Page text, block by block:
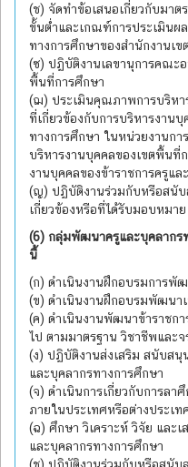
(ช) จัดทำข้อเสนอเกี่ยวกับมา
ขั้นต่ำและเกณฑ์การประเมินผ
ทางการศึกษาของสำนักงานเ
(ซ) ปฏิบัติงานเลขานุการคณะ
พื้นที่การศึกษา
(ฌ) ประเมินคุณภาพการบริหา
ที่เกี่ยวข้องกับการบริหารงาน
ทางการศึกษา ในหน่วยงานก
บริหารงานบุคคลของเขตพื้นที่
งานบุคคลของข้าราชการครูแล
(ญ) ปฏิบัติงานร่วมกับหรือสนั
เกี่ยวข้องหรือที่ได้รับมอบหมาย
(6) กลุ่มพัฒนาครูและบุคลากร
นี้
(ก) ดำเนินงานฝึกอบรมการพั
(ข) ดำเนินงานฝึกอบรมพัฒนา
(ค) ดำเนินงานพัฒนาข้าราชก
ไป ตามมาตรฐาน วิชาชีพและ
(ง) ปฏิบัติงานส่งเสริม สนับสนุ
และบุคลากรทางการศึกษา
(จ) ดำเนินการเกี่ยวกับการล
ภายในประเทศหรือต่างประเท
(ฉ) ศึกษา วิเคราะห์ วิจัย และ
และบุคลากรทางการศึกษา
(ช) ปฏิบัติงานร่วมกับหรือสนับ